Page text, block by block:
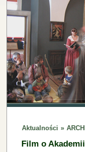
Aktualności »
Film o